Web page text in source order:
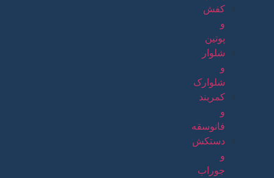
کفش
و
پوتین
شلوار
و
شلوارک
کمربند
و
فانوسقه
دستکش
و
جوراب